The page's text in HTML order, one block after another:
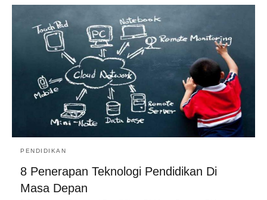
PENDIDIKAN
8 Penerapan Teknologi Pendidikan Di
Masa Depan